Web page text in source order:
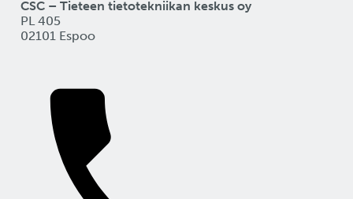
CSC – Tieteen tietotekniikan keskus oy
PL 405
02101 Espoo